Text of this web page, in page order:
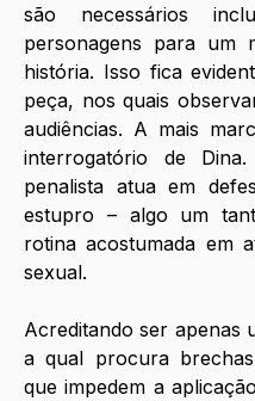
são necessários
personagens para um
história. Isso fica
peça, nos quais
audiências. A mais
interrogatório de
penalista atua em
estupro – algo um
rotina acostumada em
sexual.
Acreditando ser apenas
a qual procura
que impedem a